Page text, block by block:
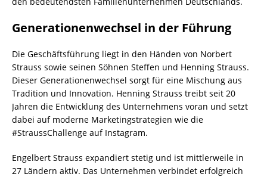
Generationenwechsel in der Führung
Die Geschäftsführung liegt in den Händen von Norbert
Strauss sowie seinen Söhnen Steffen und Henning Strauss.
Dieser Generationenwechsel sorgt für eine Mischung aus
Tradition und Innovation. Henning Strauss treibt seit 20
Jahren die Entwicklung des Unternehmens voran und setzt
dabei auf moderne Marketingstrategien wie die
#StraussChallenge auf Instagram.
Engelbert Strauss expandiert stetig und ist mittlerweile in
27 Ländern aktiv. Das Unternehmen verbindet erfolgreich